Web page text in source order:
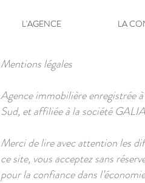
L'AGENCE LA
Mentions légales
Agence immobilière enregistrée
Sud, et affiliée à la société
Merci de lire avec attention les
ce site, vous acceptez sans
pour la confiance dans